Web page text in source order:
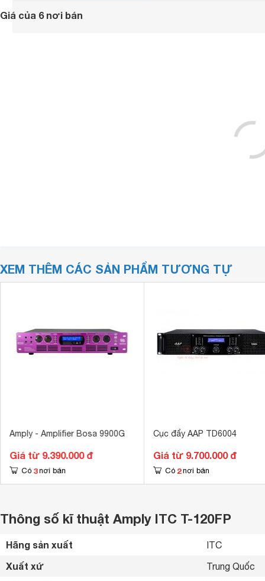
Giá của 6 nơi bán
XEM THÊM CÁC SẢN PHẨM TƯƠNG TỰ
Amply - Amplifier Bosa 9900G
Giá từ 9.390.000 đ
Có 3 nơi bán
Cục đẩy AAP TD6004
Giá từ 9.700.000 đ
Có 2 nơi bán
Thông số kĩ thuật Amply ITC T-120FP
Hãng sản xuất ITC
Xuất xứ Trung Quốc